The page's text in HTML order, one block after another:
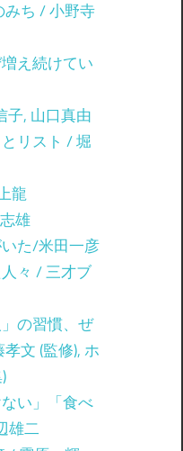
みち / 小野寺
え続けてい
子, 山口真由
リスト / 堀
龍
雄
た/米田一彦
々 / 三才ブ
の習慣、ぜ
文 (監修), ホ
い」「食べ
雄二